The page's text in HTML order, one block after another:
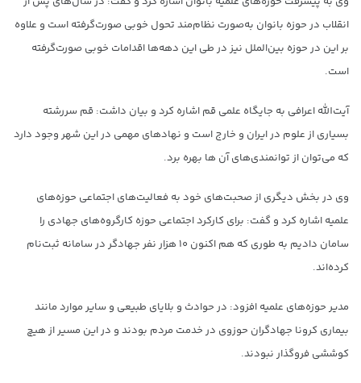
انقلاب در حوزه بانوان به‌صورت نظام‌مند تحول خوبی صورت‌گرفته است و علاوه
بر این در حوزه بین‌الملل نیز در طی این دهه‌ها اقدامات خوبی صورت‌گرفته
است.
آیت‌الله اعرافی به جایگاه علمی قم اشاره کرد و بیان داشت: قم سررشته
بسیاری از علوم در ایران و خارج است و نهادهای مهمی در این شهر وجود دارد
که می‌توان از توانمندی‌های آن ها بهره برد.
وی در بخش دیگری از صحبت‌های خود به فعالیت‌های اجتماعی حوزه‌های
علمیه اشاره کرد و گفت: برای کارکرد اجتماعی حوزه کارگروه‌های جهادی را
سامان دادیم به طوری که هم اکنون ۱۰ هزار نفر جهادگر در سامانه ثبت‌نام
کرده‌اند.
مدیر حوزه‌های علمیه افزود: در حوادث و بلایای طبیعی و سایر موارد مانند
بیماری کرونا جهادگران حوزوی در خدمت مردم بودند و در این مسیر از هیچ
کوششی فروگذار نبودند.